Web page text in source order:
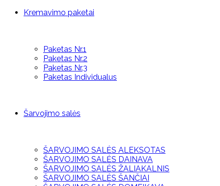
Kremavimo paketai
Paketas Nr.1
Paketas Nr.2
Paketas Nr.3
Paketas Individualus
Šarvojimo salės
ŠARVOJIMO SALĖS ALEKSOTAS
ŠARVOJIMO SALĖS DAINAVA
ŠARVOJIMO SALĖS ŽALIAKALNIS
ŠARVOJIMO SALĖS ŠANČIAI